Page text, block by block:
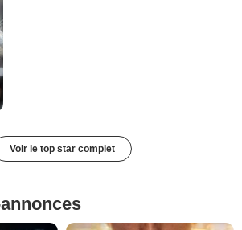
Voir le top star complet